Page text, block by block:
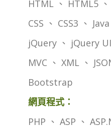
HTML 、 HTML5
CSS 、 CSS3 、
jQuery 、 jQuery
MVC 、 XML 、
Bootstrap
網頁程式：
PHP 、 ASP 、